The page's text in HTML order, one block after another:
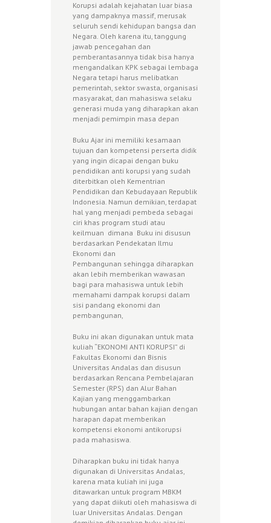
Korupsi adalah kejahatan luar biasa
yang dampaknya massif, merusak
seluruh sendi kehidupan bangsa dan
Negara. Oleh karena itu, tanggung
jawab pencegahan dan
pemberantasannya tidak bisa hanya
mengandalkan KPK sebagai lembaga
Negara tetapi harus melibatkan
pemerintah, sektor swasta, organisasi
masyarakat, dan mahasiswa selaku
generasi muda yang diharapkan akan
menjadi pemimpin masa depan
Buku Ajar ini memiliki kesamaan
tujuan dan kompetensi perserta didik
yang ingin dicapai dengan buku
pendidikan anti korupsi yang sudah
diterbitkan oleh Kementrian
Pendidikan dan Kebudayaan Republik
Indonesia. Namun demikian, terdapat
hal yang menjadi pembeda sebagai
ciri khas program studi atau
keilmuan dimana Buku ini disusun
berdasarkan Pendekatan Ilmu
Ekonomi dan
Pembangunan sehingga diharapkan
akan lebih memberikan wawasan
bagi para mahasiswa untuk lebih
memahami dampak korupsi dalam
sisi pandang ekonomi dan
pembangunan,
Buku ini akan digunakan untuk mata
kuliah “EKONOMI ANTI KORUPSI” di
Fakultas Ekonomi dan Bisnis
Universitas Andalas dan disusun
berdasarkan Rencana Pembelajaran
Semester (RPS) dan Alur Bahan
Kajian yang menggambarkan
hubungan antar bahan kajian dengan
harapan dapat memberikan
kompetensi ekonomi antikorupsi
pada mahasiswa.
Diharapkan buku ini tidak hanya
digunakan di Universitas Andalas,
karena mata kuliah ini juga
ditawarkan untuk program MBKM
yang dapat diikuti oleh mahasiswa di
luar Universitas Andalas. Dengan